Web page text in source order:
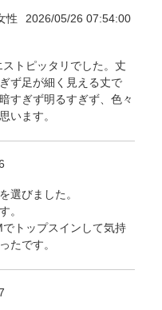
性
2026/05/26 07:54:00
トピッタリでした。丈
ず足が細く見える丈で
すぎず明るすぎず、色々
います。
選びました。
。
トップスインして気持
たです。